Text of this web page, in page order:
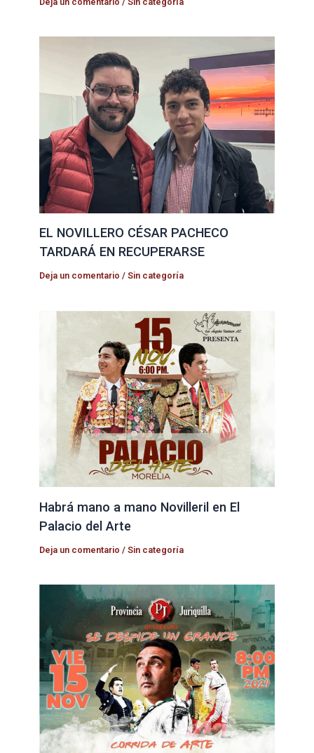
EL NOVILLERO CÉSAR PACHECO
TARDARÁ EN RECUPERARSE
Deja un comentario /Sin categoría
Habrá mano a mano Novilleril en El
Palacio del Arte
Deja un comentario /Sin categoría